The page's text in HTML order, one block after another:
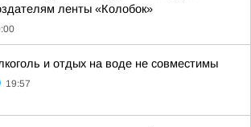
ленты «Колобок»
и отдых на воде не совместимы
19:57